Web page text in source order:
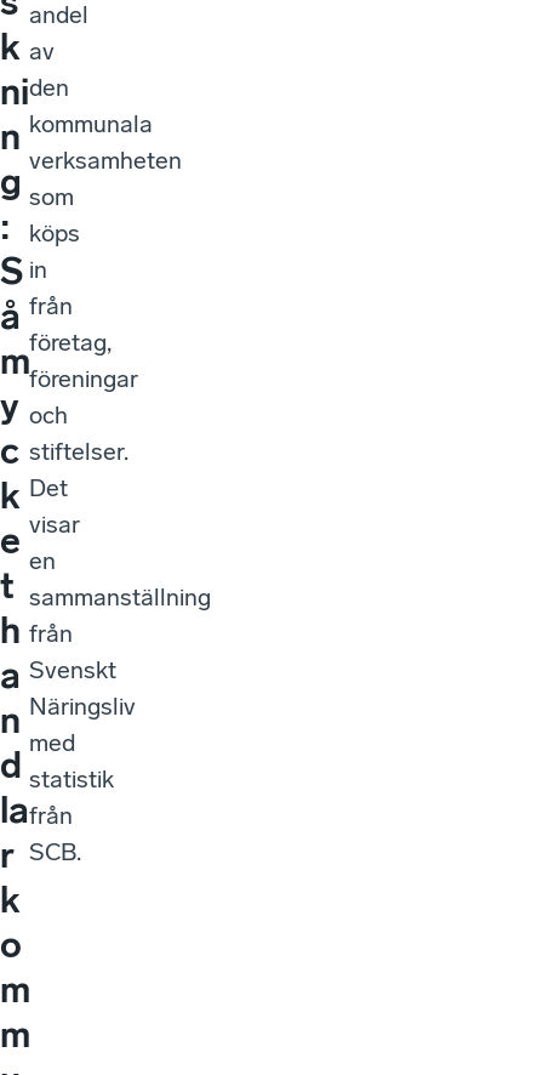
k
ni
n
g
:
S
å
m
y
c
k
e
t
h
a
n
d
la
r
k
o
m
m
andel
av
den
kommunala
verksamheten
som
köps
in
från
företag,
föreningar
och
stiftelser.
Det
visar
en
sammanställning
från
Svenskt
Näringsliv
med
statistik
från
SCB.